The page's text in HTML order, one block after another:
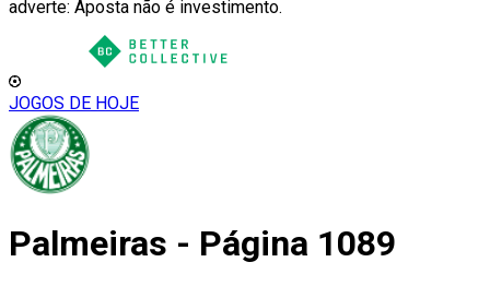
adverte: Aposta não é investimento.
JOGOS DE HOJE
Palmeiras - Página 1089